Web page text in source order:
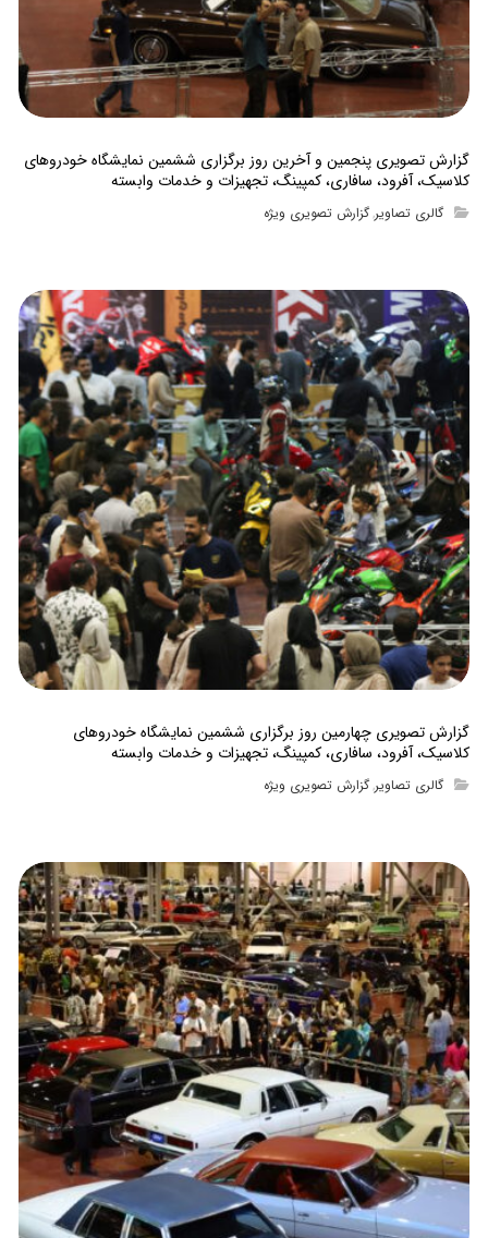
گزارش تصویری پنجمین و آخرین روز برگزاری ششمین نمایشگاه خودروهای
کلاسیک، آفرود، سافاری، کمپینگ، تجهیزات و خدمات وابسته
گالری تصاویر,گزارش تصویری ویژه
گزارش تصویری چهارمین روز برگزاری ششمین نمایشگاه خودروهای
کلاسیک، آفرود، سافاری، کمپینگ، تجهیزات و خدمات وابسته
گالری تصاویر,گزارش تصویری ویژه